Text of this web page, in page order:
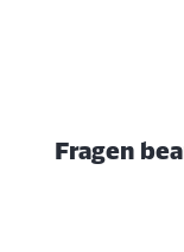
Fragen